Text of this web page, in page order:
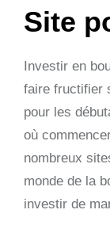
Site
Investir en
faire fructifier
pour les
où
nombreux
monde de la
investir de